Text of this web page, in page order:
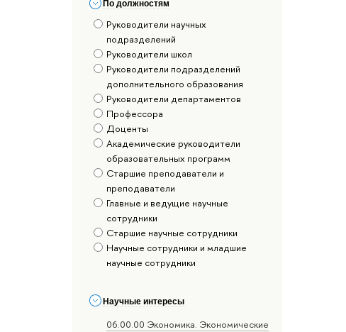
По должностям
Руководители научных
подразделений
Руководители школ
Руководители подразделений
дополнительного образования
Руководители департаментов
Профессора
Доценты
Академические руководители
образовательных программ
Старшие преподаватели и
преподаватели
Главные и ведущие научные
сотрудники
Старшие научные сотрудники
Научные сотрудники и младшие
научные сотрудники
Научные интересы
06.00.00 Экономика. Экономические